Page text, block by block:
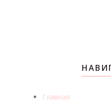
Главная